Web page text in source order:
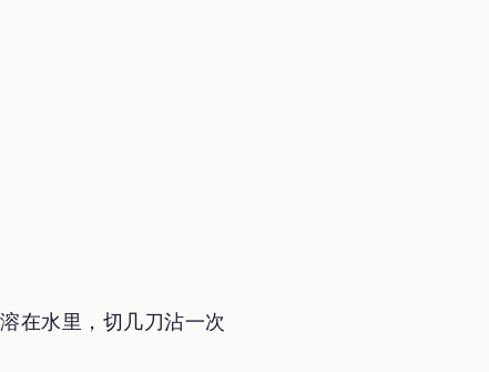
在水里，切几刀沾一次